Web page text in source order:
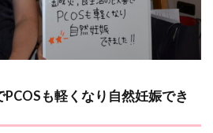
も軽くなり自然妊娠でき